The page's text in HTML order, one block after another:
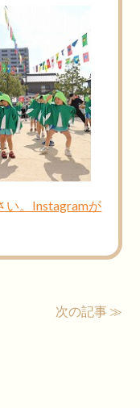
い。Instagramが
次の記事 ≫